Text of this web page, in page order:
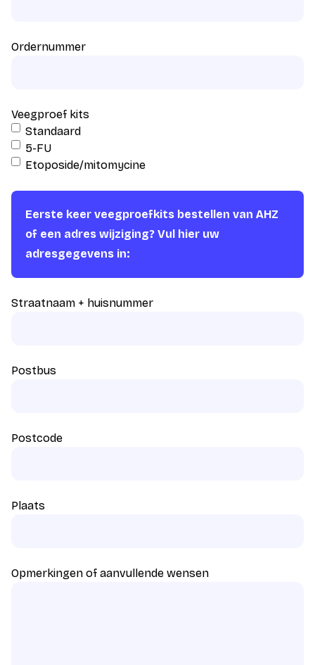
Ordernummer
Veegproef kits
Standaard
5-FU
Etoposide/mitomycine
Eerste keer veegproefkits bestellen van AHZ
of een adres wijziging? Vul hier uw
adresgegevens in:
Straatnaam + huisnummer
Postbus
Postcode
Plaats
Opmerkingen of aanvullende wensen